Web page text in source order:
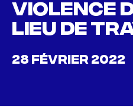
violence
lieu de
28 FÉVRIER 2022